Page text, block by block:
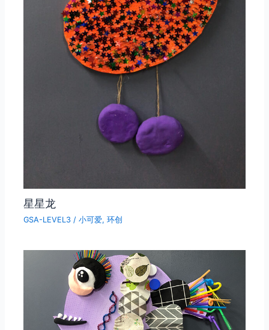
星星龙
GSA-LEVEL3 /小可爱,环创